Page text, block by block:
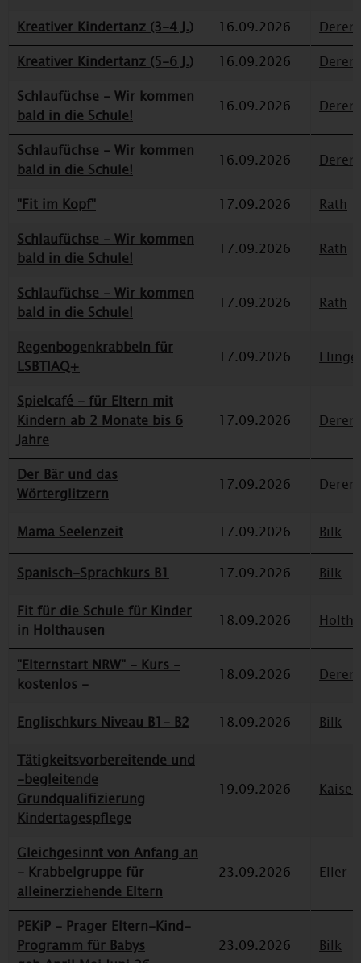
Kreativer Kindertanz (3-4 J.)
16.09.2026
Kreativer Kindertanz (5-6 J.)
16.09.2026
Schlaufüchse - Wir kommen
bald in die Schule!
16.09.2026
Schlaufüchse - Wir kommen
bald in die Schule!
16.09.2026
"Fit im Kopf" 17.09.2026
Rath
Schlaufüchse - Wir kommen
bald in die Schule!
17.09.2026 Rath
Schlaufüchse - Wir kommen
bald in die Schule!
17.09.2026 Rath
Regenbogenkrabbeln für
LSBTIAQ+
17.09.2026
Spielcafé - für Eltern mit
Kindern ab 2 Monate bis 6
Jahre
17.09.2026
Der Bär und das
Wörterglitzern
17.09.2026
Mama Seelenzeit 17.09.2026 Bilk
Spanisch-Sprachkurs B1 17.09.2026
Bilk
Fit für die Schule für Kinder
in Holthausen
18.09.2026
"Elternstart NRW" - Kurs -
kostenlos -
18.09.2026
Englischkurs Niveau B1- B2 18.09.2026
Bilk
Tätigkeitsvorbereitende und
-begleitende
Grundqualifizierung
Kindertagespflege
19.09.2026
Gleichgesinnt von Anfang an
- Krabbelgruppe für
alleinerziehende Eltern
23.09.2026 Eller
PEKiP - Prager Eltern-Kind-
Programm für Babys
23.09.2026 Bilk